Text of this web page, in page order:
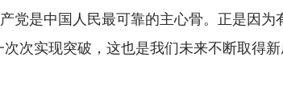
党是中国人民最可靠的主心骨。正是因为
次实现突破，这也是我们未来不断取得